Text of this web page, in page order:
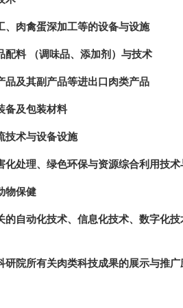
、肉禽蛋深加工等的设备与设施
配料 （调味品、添加剂）与技术
品及其副产品等进出口肉类产品
备及包装材料
技术与设备设施
化处理、绿色环保与资源综合利用技术
物保健
的自动化技术、信息化技术、数字化
研院所有关肉类科技成果的展示与推广